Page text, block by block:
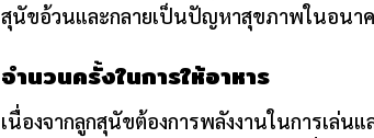
สุนัขอ้วนและกลายเป็นปัญหาสุขภาพในอนา
จำนวนครั้งในการให้อาหาร
เนื่องจากลูกสุนัขต้องการพลังงานในการเล่น